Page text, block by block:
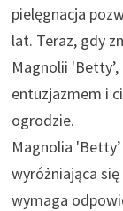
pielęgnacja
lat. Teraz, gdy
Magnolii
entuzjazmem i
ogrodzie.
Magnolia
wyróżniająca
wymaga